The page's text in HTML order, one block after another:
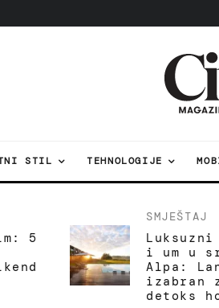
STIL TEHNOLOGIJE
5
SMJEŠTAJ
i um u
Alpa:
izabran
detoks